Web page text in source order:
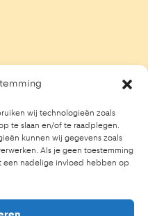
wij technologieën zoals
te slaan en/of te raadplegen.
kunnen wij gegevens zoals
Als je geen toestemming
een nadelige invloed hebben op